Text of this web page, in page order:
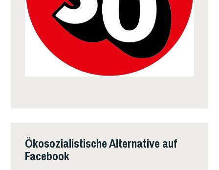
Ökosozialistische Alternative auf
Facebook